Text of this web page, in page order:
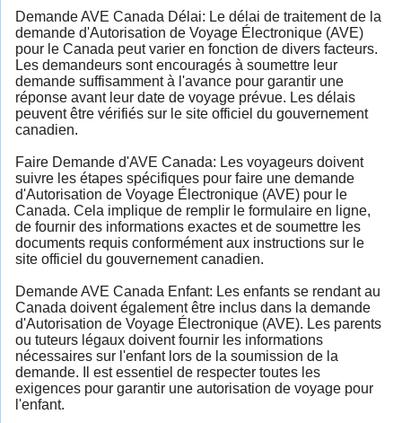
Demande AVE Canada Délai: Le délai de traitement de la
demande d'Autorisation de Voyage Électronique (AVE)
pour le Canada peut varier en fonction de divers facteurs.
Les demandeurs sont encouragés à soumettre leur
demande suffisamment à l'avance pour garantir une
réponse avant leur date de voyage prévue. Les délais
peuvent être vérifiés sur le site officiel du gouvernement
canadien.
Faire Demande d'AVE Canada: Les voyageurs doivent
suivre les étapes spécifiques pour faire une demande
d'Autorisation de Voyage Électronique (AVE) pour le
Canada. Cela implique de remplir le formulaire en ligne,
de fournir des informations exactes et de soumettre les
documents requis conformément aux instructions sur le
site officiel du gouvernement canadien.
Demande AVE Canada Enfant: Les enfants se rendant au
Canada doivent également être inclus dans la demande
d'Autorisation de Voyage Électronique (AVE). Les parents
ou tuteurs légaux doivent fournir les informations
nécessaires sur l'enfant lors de la soumission de la
demande. Il est essentiel de respecter toutes les
exigences pour garantir une autorisation de voyage pour
l'enfant.